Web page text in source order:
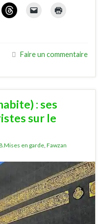
Faire un commentaire
: ses
sur le
8.Mises en garde Fawzan